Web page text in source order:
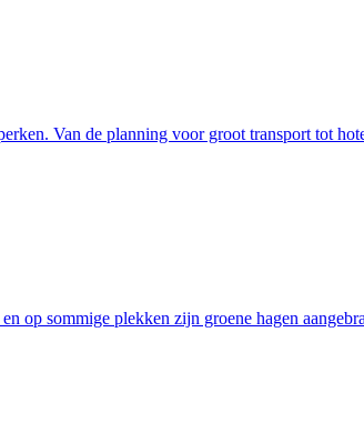
Van de planning voor groot transport tot
op sommige plekken zijn groene hagen